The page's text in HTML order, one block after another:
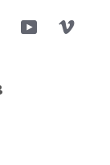
Tumblr YouTube